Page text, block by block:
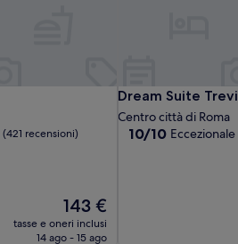
(421 recensioni)
Il
prezzo
attuale
143 €
tasse e oneri inclusi
14 ago - 15 ago
Dream Suite Trevi
Dream Suite Trevi
Centro città di Roma
10.0
10/10 Eccezionale